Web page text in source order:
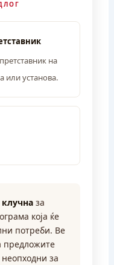
на
или установа.
за
која ќе
потреби. Ве
предложите
за